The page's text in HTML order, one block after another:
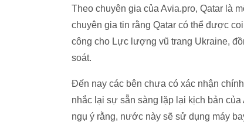
Theo chuyên gia của Avia.pro, Qatar là
chuyên gia tin rằng Qatar có thể được
công cho Lực lượng vũ trang Ukraine,
soát.
Đến nay các bên chưa có xác nhận
nhắc lại sự sẵn sàng lặp lại kịch bản
ngụ ý rằng, nước này sẽ sử dụng máy